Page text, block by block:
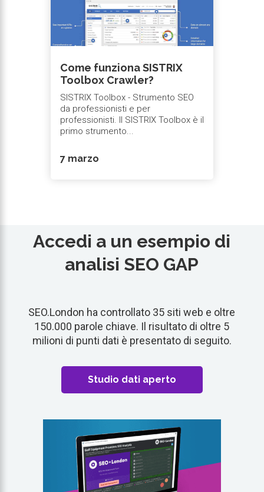
Come funziona SISTRIX
Toolbox Crawler?
SISTRIX Toolbox - Strumento SEO
da professionisti e per
professionisti. Il SISTRIX Toolbox è il
primo strumento...
7 marzo
Accedi a un esempio di
analisi SEO GAP
SEO.London ha controllato 35 siti web e oltre
150.000 parole chiave. Il risultato di oltre 5
milioni di punti dati è presentato di seguito.
Studio dati aperto